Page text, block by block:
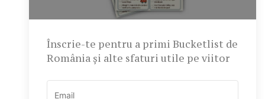
Înscrie-te pentru a primi Bucketlist de
România și alte sfaturi utile pe viitor